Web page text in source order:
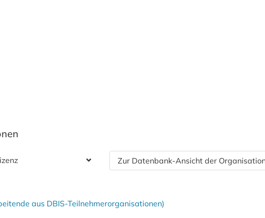
Zur Datenbank-Ansicht der
aus DBIS-Teilnehmerorganisationen)